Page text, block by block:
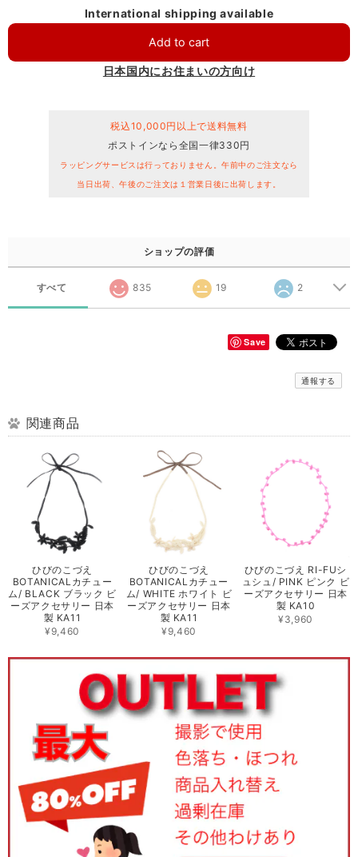
International shipping available
Add to cart
日本国内にお住まいの方向け
税込10,000円以上で送料無料
ポストインなら全国一律330円
ラッピングサービスは行っておりません。午前中のご注文なら
当日出荷、午後のご注文は１営業日後に出荷します。
ショップの評価
すべて 835 19 2
Save
通報する
関連商品
ひびのこづえ
BOTANICALカチュー
ム/ BLACK ブラック ビ
ーズアクセサリー 日本
製 KA11
¥9,460
ひびのこづえ
BOTANICALカチュー
ム/ WHITE ホワイト ビ
ーズアクセサリー 日本
製 KA11
¥9,460
ひびのこづえ RI-FUシ
ュシュ/ PINK ピンク ビ
ーズアクセサリー 日本
製 KA10
¥3,960